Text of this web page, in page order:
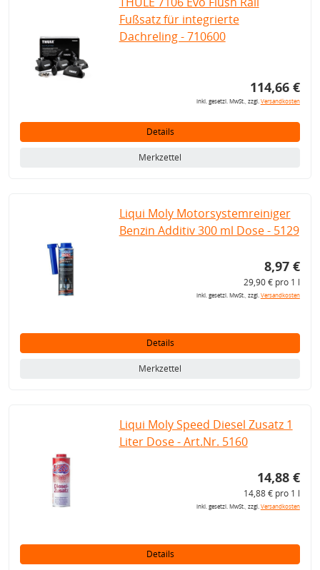
Fußsatz für integrierte
Dachreling - 710600
114,66 €
inkl. gesetzl. MwSt., zzgl.Versandkosten
Details
Merkzettel
Liqui Moly Motorsystemreiniger
Benzin Additiv 300 ml Dose - 5129
8,97 €
29,90 € pro 1 l
inkl. gesetzl. MwSt., zzgl.Versandkosten
Details
Merkzettel
Liqui Moly Speed Diesel Zusatz 1
Liter Dose - Art.Nr. 5160
14,88 €
14,88 € pro 1 l
inkl. gesetzl. MwSt., zzgl.Versandkosten
Details